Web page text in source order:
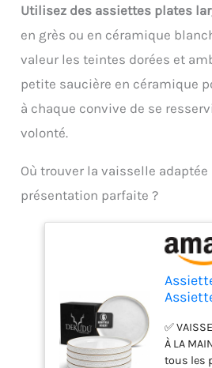
Utilisez des assiettes plates
en grès ou en céramique
valeur les teintes dorées et
petite saucière en céramique
à chaque convive de se
volonté.
Où trouver la vaisselle adaptée
présentation parfaite ?
Grès
Fait à
pièces
✅
À LA
tous les